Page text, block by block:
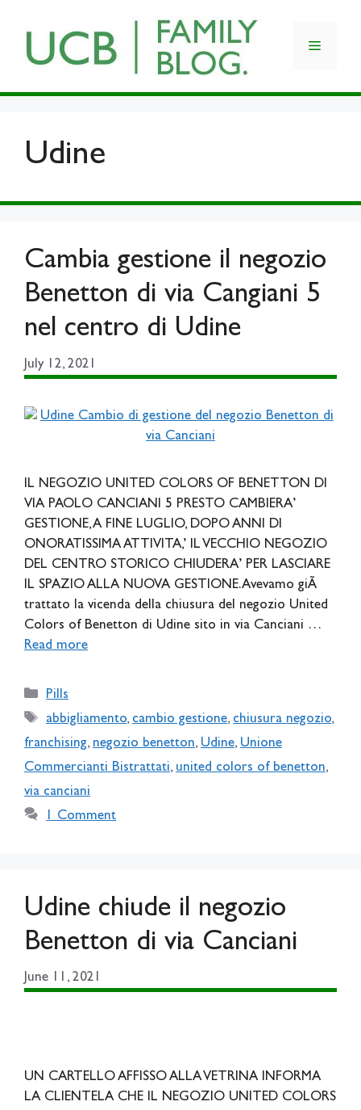
content
Menu
Udine
Cambia gestione il negozio
Benetton di via Cangiani 5
nel centro di Udine
July 12, 2021
IL NEGOZIO UNITED COLORS OF BENETTON DI
VIA PAOLO CANCIANI 5 PRESTO CAMBIERA’
GESTIONE, A FINE LUGLIO, DOPO ANNI DI
ONORATISSIMA ATTIVITA,’ IL VECCHIO NEGOZIO
DEL CENTRO STORICO CHIUDERA’ PER LASCIARE
IL SPAZIO ALLA NUOVA GESTIONE. Avevamo giÃ
trattato la vicenda della chiusura del negozio United
Colors of Benetton di Udine sito in via Canciani …
Read more
Categories
Pills
Tags
abbigliamento, cambio gestione, chiusura negozio,
franchising, negozio benetton, Udine, Unione
Commercianti Bistrattati, united colors of benetton,
via canciani
1 Comment
Udine chiude il negozio
Benetton di via Canciani
June 11, 2021
UN CARTELLO AFFISSO ALLA VETRINA INFORMA
LA CLIENTELA CHE IL NEGOZIO UNITED COLORS